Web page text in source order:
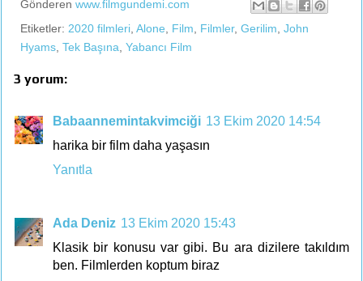
Gönderen www.filmgundemi.com
Etiketler: 2020 filmleri Alone Film Filmler, Gerilim John
Hyams Tek Başına Yabancı Film
3 yorum:
Babaannemintakvimciği 13 Ekim 2020 14:54
harika bir film daha yaşasın
Yanıtla
Ada Deniz 13 Ekim 2020 15:43
Klasik bir konusu var gibi. Bu ara dizilere takıldım
ben. Filmlerden koptum biraz